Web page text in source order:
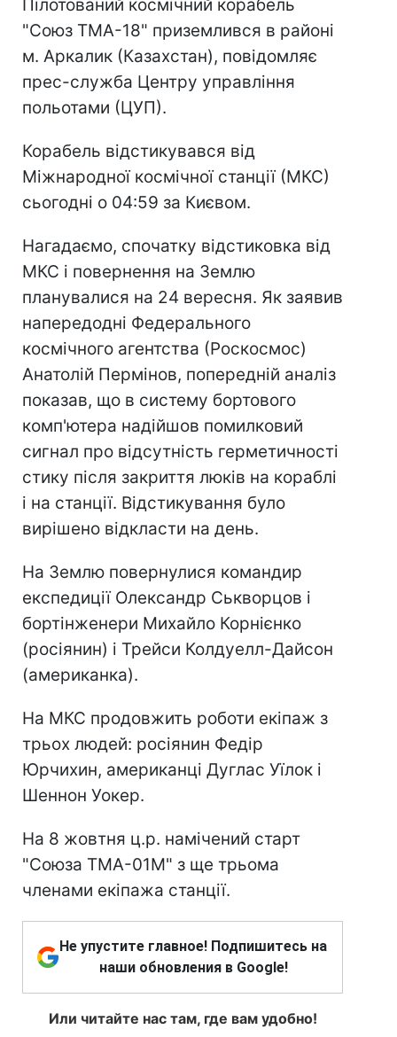
Пілотований космічний корабель
"Союз ТМА-18" приземлився в районі
м. Аркалик (Казахстан), повідомляє
прес-служба Центру управління
польотами (ЦУП).
Корабель відстикувався від
Міжнародної космічної станції (МКС)
сьогодні о 04:59 за Києвом.
Нагадаємо, спочатку відстиковка від
МКС і повернення на Землю
планувалися на 24 вересня. Як заявив
напередодні Федерального
космічного агентства (Роскосмос)
Анатолій Пермінов, попередній аналіз
показав, що в систему бортового
комп'ютера надійшов помилковий
сигнал про відсутність герметичності
стику після закриття люків на кораблі
і на станції. Відстикування було
вирішено відкласти на день.
На Землю повернулися командир
експедиції Олександр Ськворцов і
бортінженери Михайло Корнієнко
(росіянин) і Трейси Колдуелл-Дайсон
(американка).
На МКС продовжить роботи екіпаж з
трьох людей: росіянин Федір
Юрчихин, американці Дуглас Уїлок і
Шеннон Уокер.
На 8 жовтня ц.р. намічений старт
"Союза ТМА-01М" з ще трьома
членами екіпажа станції.
Не упустите главное! Подпишитесь на
наши обновления в Google!
Или читайте нас там, где вам удобно!